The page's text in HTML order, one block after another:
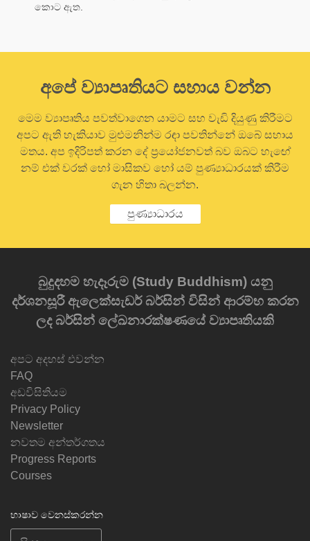
කොට ඇත.
අපේ ව්‍යාපෘතියට සහාය වන්න
මෙම ව්‍යාපෘතිය පවත්වාගෙන යාමට සහ වැඩි දියුණු කිරීමට
අපට ඇති හැකියාව මුළුමනින්ම රඳා පවතින්නේ ඔබේ සහාය
මතය. අප ඉදිරිපත් කරන දේ ප්‍රයෝජනවත් බව ඔබට හැඟේ
නම් එක් වරක් හෝ මාසිකව හෝ යම් පුණ්‍යාධාරයක් කිරීම
ගැන හිතා බලන්න.
පුණ්‍යාධාරය
බුදුදහම හැදෑරුම (Study Buddhism) යනු
දර්ශනසූරී ඇලෙක්සැඩර් බර්සින් විසින් ආරම්භ කරන
ලද බර්සින් ලේඛනාරක්ෂණයේ ව්‍යාපෘතියකි
අපට අදහස් එවන්න
FAQ
අඩවිසිතියම
Privacy Policy
Newsletter
නවතම අන්තර්ගතය
Progress Reports
Courses
භාෂාව වෙනස්කරන්න